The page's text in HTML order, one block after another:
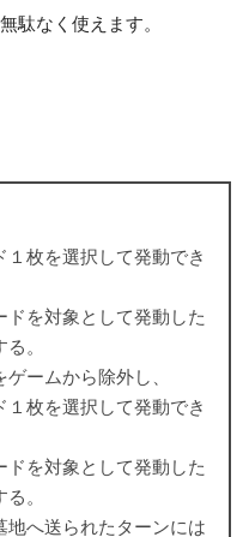
駄なく使えます。
枚を選択して発動でき
ドを対象として発動した
。
ームから除外し、
枚を選択して発動でき
ドを対象として発動した
。
地へ送られたターンには